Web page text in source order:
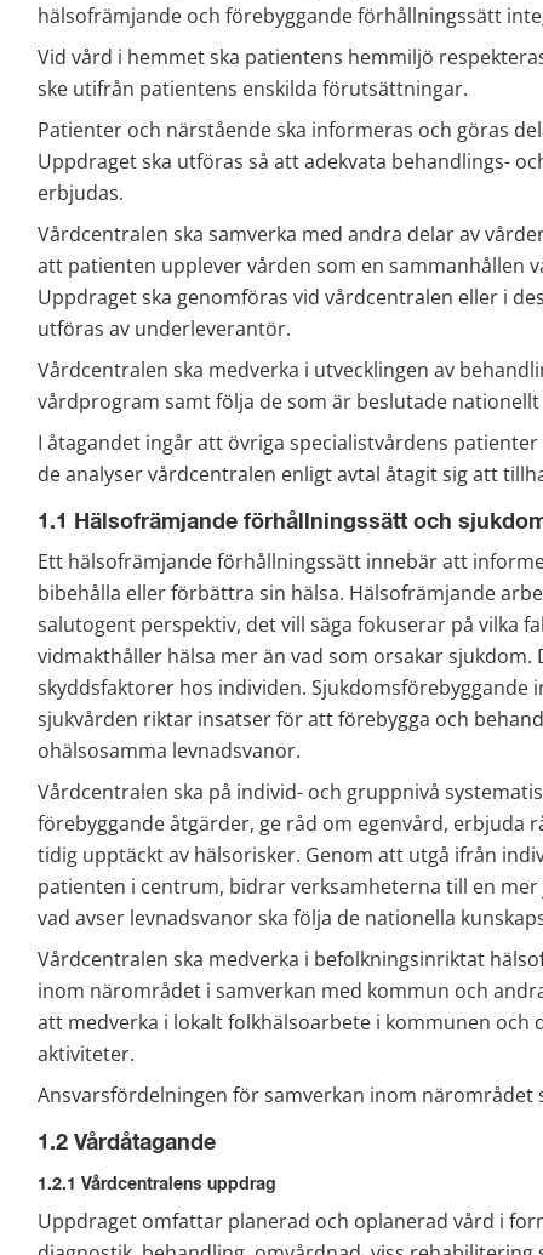
hälsofrämjande och förebyggande förhållningssätt
Vid vård i hemmet ska patientens hemmiljö
ske utifrån patientens enskilda förutsättningar.
Patienter och närstående ska informeras och göras
Uppdraget ska utföras så att adekvata behandlings-
erbjudas.
Vårdcentralen ska samverka med andra delar av
att patienten upplever vården som en sammanhållen
Uppdraget ska genomföras vid vårdcentralen eller i
utföras av underleverantör.
Vårdcentralen ska medverka i utvecklingen av
vårdprogram samt följa de som är beslutade
I åtagandet ingår att övriga specialistvårdens
de analyser vårdcentralen enligt avtal åtagit sig att
1.1 Hälsofrämjande förhållningssätt och
Ett hälsofrämjande förhållningssätt innebär att
bibehålla eller förbättra sin hälsa. Hälsofrämjande
salutogent perspektiv, det vill säga fokuserar på vilka
vidmakthåller hälsa mer än vad som orsakar sjukdom.
skyddsfaktorer hos individen. Sjukdomsförebyggande
sjukvården riktar insatser för att förebygga och
ohälsosamma levnadsvanor.
Vårdcentralen ska på individ- och gruppnivå
förebyggande åtgärder, ge råd om egenvård, erbjuda
tidig upptäckt av hälsorisker. Genom att utgå ifrån
patienten i centrum, bidrar verksamheterna till en
vad avser levnadsvanor ska följa de nationella
Vårdcentralen ska medverka i befolkningsinriktat
inom närområdet i samverkan med kommun och
att medverka i lokalt folkhälsoarbete i kommunen och
aktiviteter.
Ansvarsfördelningen för samverkan inom närområdet
1.2 Vårdåtagande
1.2.1 Vårdcentralens uppdrag
Uppdraget omfattar planerad och oplanerad vård i